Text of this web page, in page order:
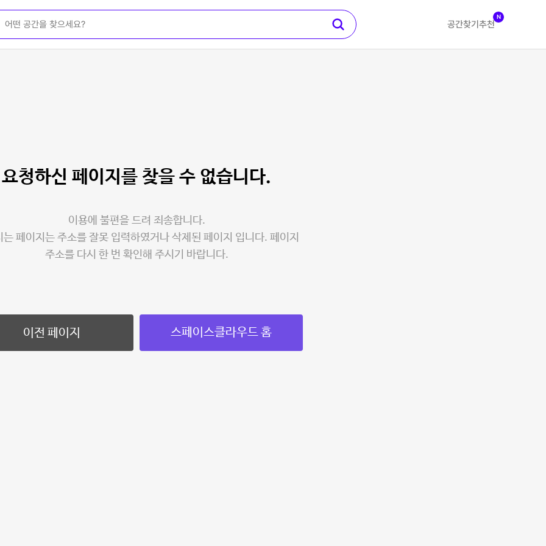
공간찾기 추천
N
요청하신 페이지를 찾을 수 없습니다.
이용에 불편을 드려 죄송합니다.
는 페이지는 주소를 잘못 입력하였거나 삭제된 페이지 입니다. 페이지
주소를 다시 한 번 확인해 주시기 바랍니다.
이전 페이지 스페이스클라우드 홈